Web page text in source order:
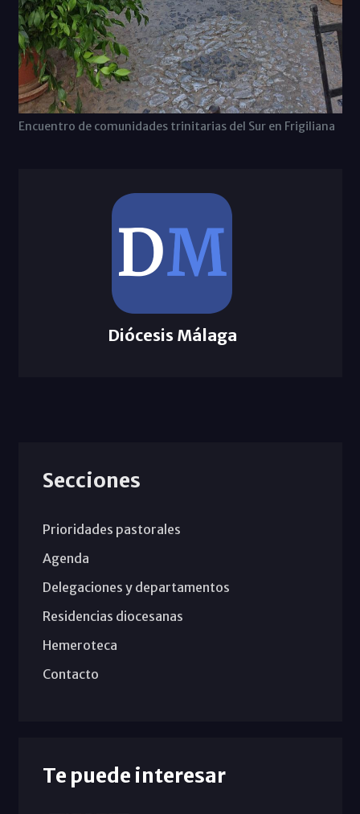
Encuentro de comunidades trinitarias del Sur en Frigiliana
Diócesis Málaga
Secciones
Prioridades pastorales
Agenda
Delegaciones y departamentos
Residencias diocesanas
Hemeroteca
Contacto
Te puede interesar